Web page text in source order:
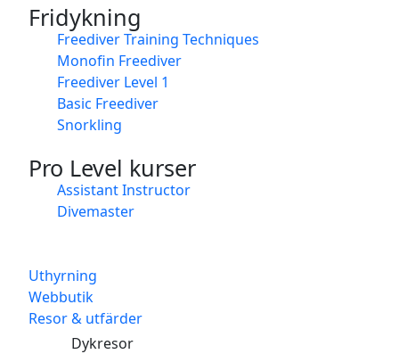
Fridykning
Freediver Training Techniques
Monofin Freediver
Freediver Level 1
Basic Freediver
Snorkling
Pro Level kurser
Assistant Instructor
Divemaster
Uthyrning
Webbutik
Resor & utfärder
Dykresor